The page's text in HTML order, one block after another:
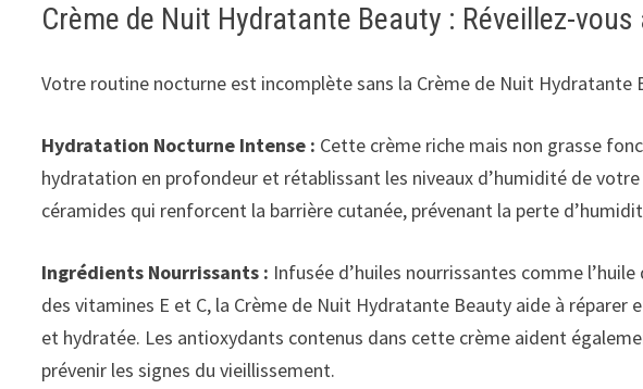
Crème de Nuit Hydratante Beauty : Réveillez-
Votre routine nocturne est incomplète sans la Crème de Nuit Hydratante
Hydratation Nocturne Intense : Cette crème riche mais non grasse
hydratation en profondeur et rétablissant les niveaux d’humidité de
céramides qui renforcent la barrière cutanée, prévenant la perte
Ingrédients Nourrissants : Infusée d’huiles nourrissantes comme
des vitamines E et C, la Crème de Nuit Hydratante Beauty aide à réparer
et hydratée. Les antioxydants contenus dans cette crème aident
prévenir les signes du vieillissement.